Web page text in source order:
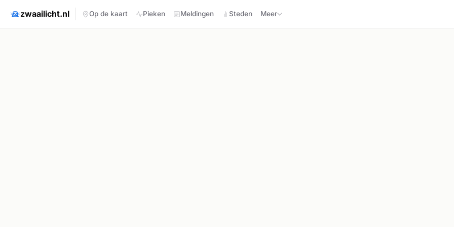
zwaailicht.nl Op de kaart Pieken Meldingen Steden Meer